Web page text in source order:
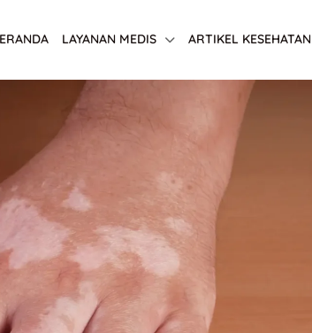
LAYANAN MEDIS ARTIKEL KESEHATAN